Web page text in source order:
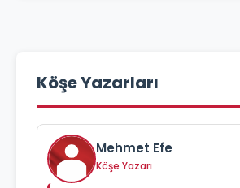
Köşe Yazarları
Mehmet Efe
Köşe Yazarı